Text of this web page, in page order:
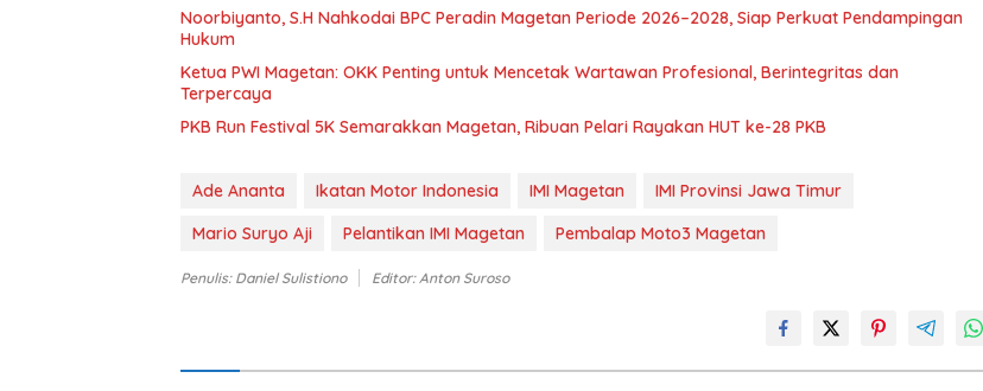
Noorbiyanto, S.H Nahkodai BPC Peradin Magetan Periode 2026–2028, Siap Perkuat Pendampingan
Hukum
Ketua PWI Magetan: OKK Penting untuk Mencetak Wartawan Profesional, Berintegritas dan
Terpercaya
PKB Run Festival 5K Semarakkan Magetan, Ribuan Pelari Rayakan HUT ke-28 PKB
Ade Ananta Ikatan Motor Indonesia IMI Magetan
IMI Provinsi Jawa Timur
Mario Suryo Aji
Pelantikan IMI Magetan Pembalap Moto3 Magetan
Penulis: Daniel Sulistiono Editor: Anton Suroso